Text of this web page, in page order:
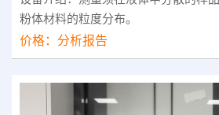
粉体材料的粒度分布。
价格： 分析报告